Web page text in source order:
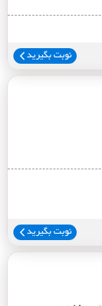
نوبت بگیرید
نوبت بگیرید